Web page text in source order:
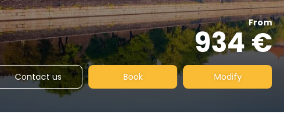
From
934 €
Contact us Book Modify